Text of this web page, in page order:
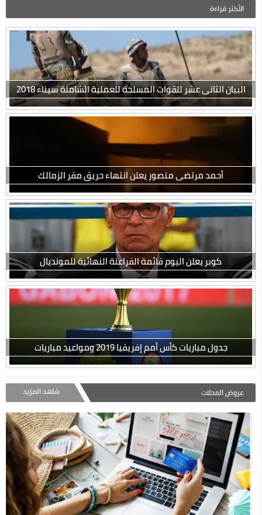
الأكثر قراءة
البيان الثانى عشر للقوات المسلحة للعملية الشاملة سيناء 2018
أحمد مرتضى منصور يعلن انتهاء حريق مقر الزمالك
كوبر يعلن اليوم قائمة الفراعنة النهائية للمونديال
جدول مباريات كأس أمم إفريقيا 2019 ومواعيد مباريات
عروض المحلات شاهد المزيد